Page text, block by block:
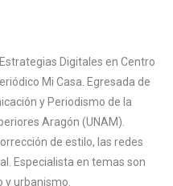
Digitales en Centro
Mi Casa. Egresada de
y Periodismo de la
Aragón (UNAM).
de estilo, las redes
Especialista en temas son
urbanismo.